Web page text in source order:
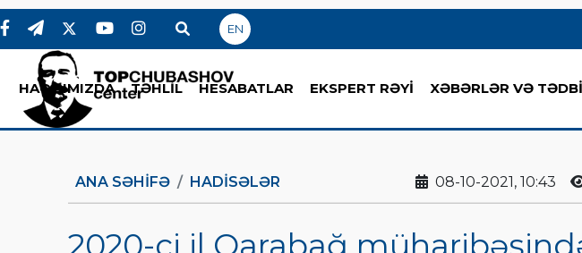
EN
HAQQIMIZDA TƏHLİL HESABATLAR EKSPERT RƏYİ XƏBƏRLƏR VƏ
ANA SƏHIFƏ HADİSƏLƏR 08-10-2021, 10:43
2020-ci il Qarabağ